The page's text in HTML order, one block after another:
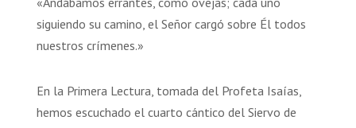
siguiendo su camino, el Señor cargó sobre Él todos
nuestros crímenes.»
En la Primera Lectura, tomada del Profeta Isaías,
hemos escuchado el cuarto cántico del Siervo de